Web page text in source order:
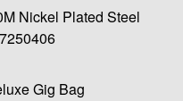
Nickel Plated Steel
Gig Bag